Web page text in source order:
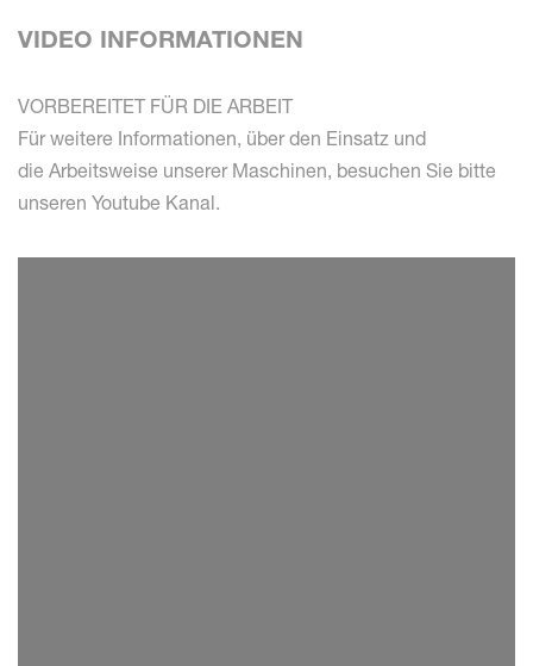
VIDEO INFORMATIONEN
VORBEREITET FÜR DIE ARBEIT
Für weitere Informationen, über den Einsatz und
die Arbeitsweise unserer Maschinen, besuchen Sie bitte
unseren Youtube Kanal.